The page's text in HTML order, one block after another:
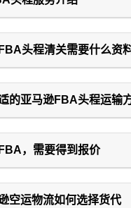
头程清关需要什么资
的亚马逊FBA头程运输
，需要得到报价
空运物流如何选择货代